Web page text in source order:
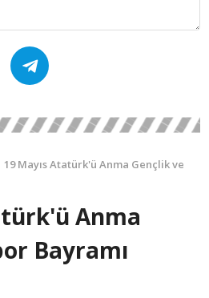
19 Mayıs Atatürk'ü Anma Gençlik ve
Anma
Bayramı